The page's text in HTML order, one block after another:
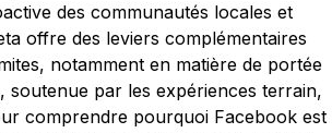
des communautés locales et
offre des leviers complémentaires
notamment en matière de portée
soutenue par les expériences terrain,
comprendre pourquoi Facebook est